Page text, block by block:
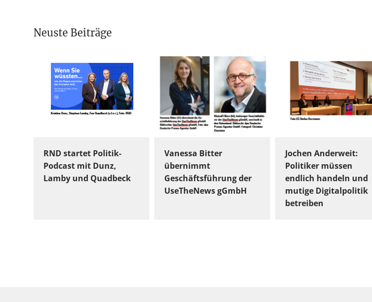
Neuste Beiträge
RND startet Politik-
Podcast mit Dunz,
Lamby und Quadbeck
Vanessa Bitter
übernimmt
Geschäftsführung der
UseTheNews gGmbH
Jochen Anderweit:
Politiker müssen
endlich handeln und
mutige Digitalpolitik
betreiben